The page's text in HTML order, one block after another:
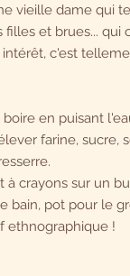
vieille dame qui
et brues... qui
c'est
en puisant
farine, sucre,
crayons sur un
bain, pot pour le
ethnographique !